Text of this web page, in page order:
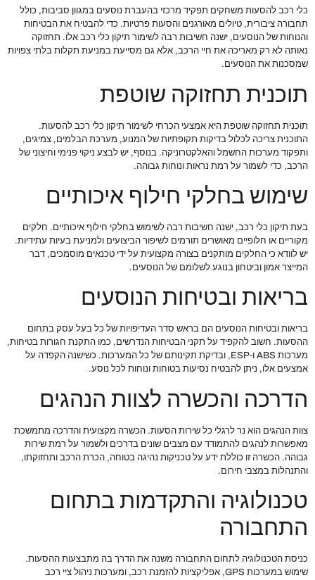
כלי רכב להסעות משחקים תפקיד מרכזי בהעברת נוסעים במגוון סביבות, כולל
תחבורה ציבורית, טיולים מאורגנים והסעות פרטיות. כדי להבטיח את הבטיחות
והנוחות של הנוסעים, ישנה חשיבות רבה לשימור תיקון כלי רכב אלו. תחזוקה
נאותה לא רק מאריכה את חיי הרכב, אלא גם מסייעת במניעת תקלות בלתי צפויות
שמסכנות את הנוסעים.
תוכנית תחזוקה שוטפת
תוכנית תחזוקה שוטפת היא אמצעי הכרחי לשימור תיקון כלי רכב להסעות.
התוכנית צריכה לכלול בדיקות תקופתיות של המנוע, מערכת הבלמים, צמיגים,
ותפקוד מערכות החשמל והאלקטרוניקה. בנוסף, יש לבצע ניקוי פנימי וחיצוני של
הרכב, כדי לשמור על רמת נראות ונוחות גבוהה.
שימוש בחלקי חילוף איכותיים
בעת תיקון כלי רכב, ישנה חשיבות רבה לשימוש בחלקי חילוף איכותיים. חלקים
מקוריים או חלופיים מאושרים תורמים לשיפור הביצועים ולמניעת בעיות עתידיות.
יש לוודא כי החלקים מותקנים בצורה מקצועית על ידי טכנאים מוסמכים, דבר
המייצר אמון וביטחון בנוגע לשלומם של הנוסעים.
בריאות ובטיחות הנוסעים
בריאות ובטיחות הנוסעים הם בראש סדר העדיפויות של כל בעל עסק בתחום
ההסעות. חשוב להקפיד על תקני הבטיחות הנדרשים, כמו התקנת חגורות בטיחות,
מערכות ABS ו-ESP, ובדיקת תקינותם של כל המערכות. כשישנה הקפדה על
אמצעים אלו, ניתן להבטיח נסיעות בטוחות ונוחות לכל נוסע.
הדרכה והכשרה לצוות הנהגים
צוות הנהגים הוא נר לרגלי כל שירות הסעות. הכשרה מקצועית והדרכה מתמשכת
מאפשרות לנהגים להתמודד עם מצבים שונים בדרכים ולשמור על רמת שירות
גבוהה. הכשרה זו כוללת ידע על טכניקות נהיגה בטוחה, הכרת הרכב ותחזוקתו,
והתנהלות במצבי חירום.
טכנולוגיה והתקדמות בתחום
התחבורה
כניסת הטכנולוגיה לתחום התחבורה משנה את הדרך בה מתבצעות ההסעות.
שימוש במערכות GPS, אפליקציות להזמנת רכב, ומערכות ניהול ציי רכב